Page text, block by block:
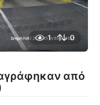
1 0
από